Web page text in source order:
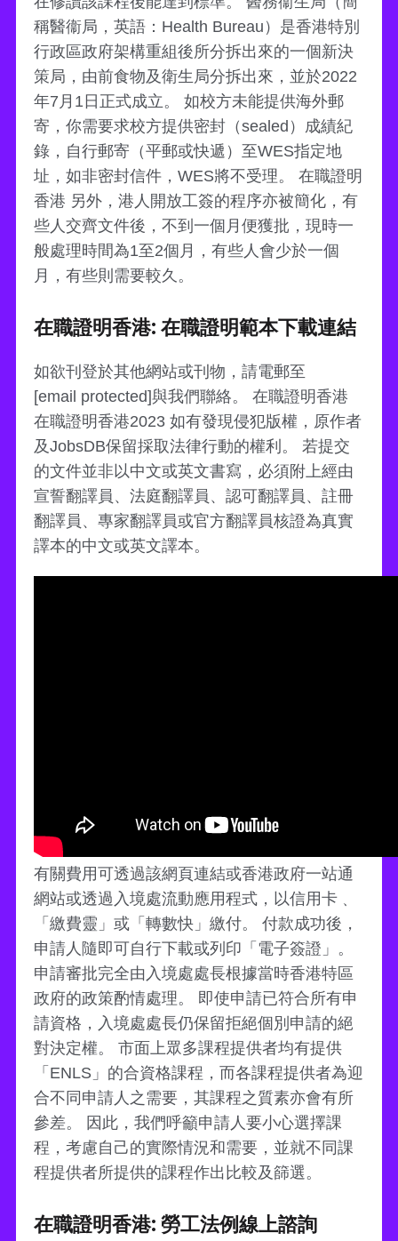
稱醫衞局，英語：Health Bureau）是香港特別
行政區政府架構重組後所分拆出來的一個新決
策局，由前食物及衛生局分拆出來，並於2022
年7月1日正式成立。 如校方未能提供海外郵
寄，你需要求校方提供密封（sealed）成績紀
錄，自行郵寄（平郵或快遞）至WES指定地
址，如非密封信件，WES將不受理。 在職證明
香港 另外，港人開放工簽的程序亦被簡化，有
些人交齊文件後，不到一個月便獲批，現時一
般處理時間為1至2個月，有些人會少於一個
月，有些則需要較久。
在職證明香港: 在職證明範本下載連結
如欲刊登於其他網站或刊物，請電郵至
[email protected]與我們聯絡。 在職證明香港
在職證明香港2023 如有發現侵犯版權，原作者
及JobsDB保留採取法律行動的權利。 若提交
的文件並非以中文或英文書寫，必須附上經由
宣誓翻譯員、法庭翻譯員、認可翻譯員、註冊
翻譯員、專家翻譯員或官方翻譯員核證為真實
譯本的中文或英文譯本。
有關費用可透過該網頁連結或香港政府一站通
網站或透過入境處流動應用程式，以信用卡﹑
「繳費靈」或「轉數快」繳付。 付款成功後，
申請人隨即可自行下載或列印「電子簽證」。
申請審批完全由入境處處長根據當時香港特區
政府的政策酌情處理。 即使申請已符合所有申
請資格，入境處處長仍保留拒絕個別申請的絕
對決定權。 市面上眾多課程提供者均有提供
「ENLS」的合資格課程，而各課程提供者為迎
合不同申請人之需要，其課程之質素亦會有所
參差。 因此，我們呼籲申請人要小心選擇課
程，考慮自己的實際情況和需要，並就不同課
程提供者所提供的課程作出比較及篩選。
在職證明香港: 勞工法例線上諮詢